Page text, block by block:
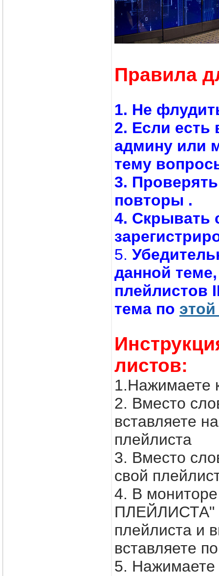
Правила
1. Не
2. Если есть
админу или
тему
3.
повторы .
4. Скрывать
5.
данной
плейлистов
тема по
листов:
1.Нажимаете
2. Вместо
вставляете
плейлиста
3. Вместо
свой
4. В
ПЛЕЙЛИСТА"
плейлиста
вставляете
5. Нажимаете